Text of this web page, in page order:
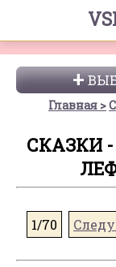
Главная
СКАЗКИ
1/70